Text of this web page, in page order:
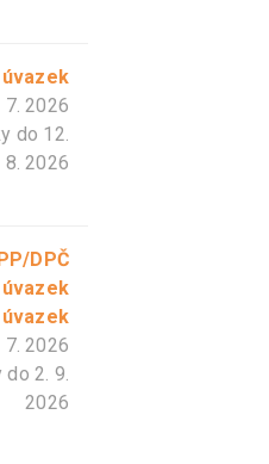
7. 2026
do 12.
8. 2026
DPČ
úvazek
7. 2026
do 2. 9.
2026